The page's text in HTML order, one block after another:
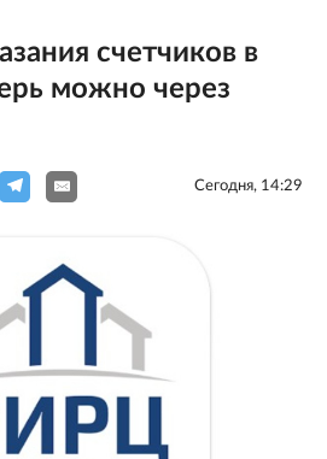
счетчиков в
можно через
Сегодня, 14:29